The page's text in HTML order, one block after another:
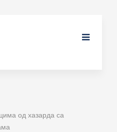
од хазарда са